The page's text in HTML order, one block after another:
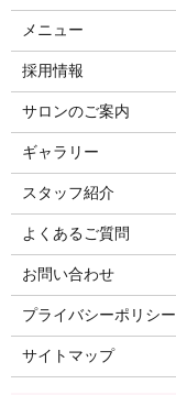
メニュー
採用情報
サロンのご案内
ギャラリー
スタッフ紹介
よくあるご質問
お問い合わせ
プライバシーポリシー
サイトマップ